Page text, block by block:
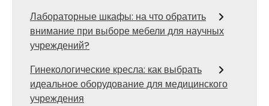
Лабораторные шкафы: на что обратить
внимание при выборе мебели для научных
учреждений?
Гинекологические кресла: как выбрать
идеальное оборудование для медицинского
учреждения